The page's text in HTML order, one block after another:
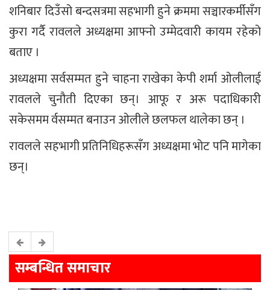
शनिबार दिउँसो बन्दसत्रमा सहभागी हुने क्रममा सञ्चारकर्मीसँग
कुरा गर्दै रावलले अध्यक्षमा आफ्नो उम्मेदवारी कायम रहेको
बताए ।
अध्यक्षमा सर्वसम्मत हुने चाहना राखेका केपी शर्मा ओलीलाई
रावलले चुनौती दिएका छन्। आफू र अरू पदाधिकारी
सकेसमम र्वसम्मत बनाउन ओलीले छलफल थालेका छन् ।
रावलले सहभागी प्रतिनिधिहरूसँग अध्यक्षमा भोट पनि मागेका
छन्।
सम्बन्धित समाचार